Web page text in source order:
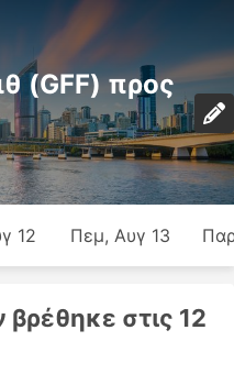
(GFF) προς
12 Πεμ, Αυγ 13
στις 12